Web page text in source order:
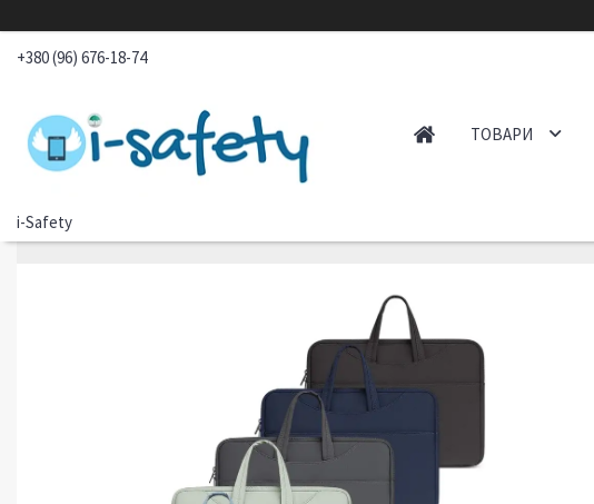
+380 (96) 676-18-74
i-Safety
ТОВАРИ